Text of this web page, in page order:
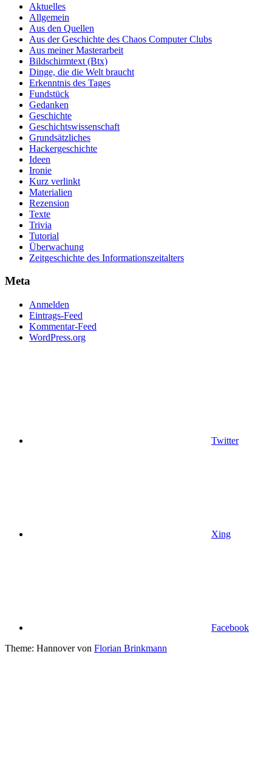
Aktuelles
Allgemein
Aus den Quellen
Aus der Geschichte des Chaos Computer Clubs
Aus meiner Masterarbeit
Bildschirmtext (Btx)
Dinge, die die Welt braucht
Erkenntnis des Tages
Fundstück
Gedanken
Geschichte
Geschichtswissenschaft
Grundsätzliches
Hackergeschichte
Ideen
Ironie
Kurz verlinkt
Materialien
Rezension
Texte
Trivia
Tutorial
Überwachung
Zeitgeschichte des Informationszeitalters
Meta
Anmelden
Eintrags-Feed
Kommentar-Feed
WordPress.org
Twitter
Xing
Facebook
Theme: Hannover von Florian Brinkmann